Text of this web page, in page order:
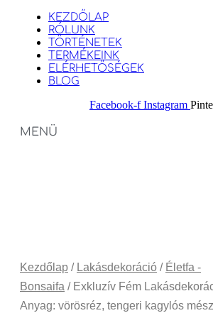
KEZDŐLAP
RÓLUNK
TÖRTÉNETEK
TERMÉKEINK
ELÉRHETŐSÉGEK
BLOG
Facebook-f Instagram
MENÜ
Kezdőlap / Lakásdekoráció / Életfa -
Bonsaifa / Exkluzív Fém
Anyag: vörösréz, tengeri kagylós